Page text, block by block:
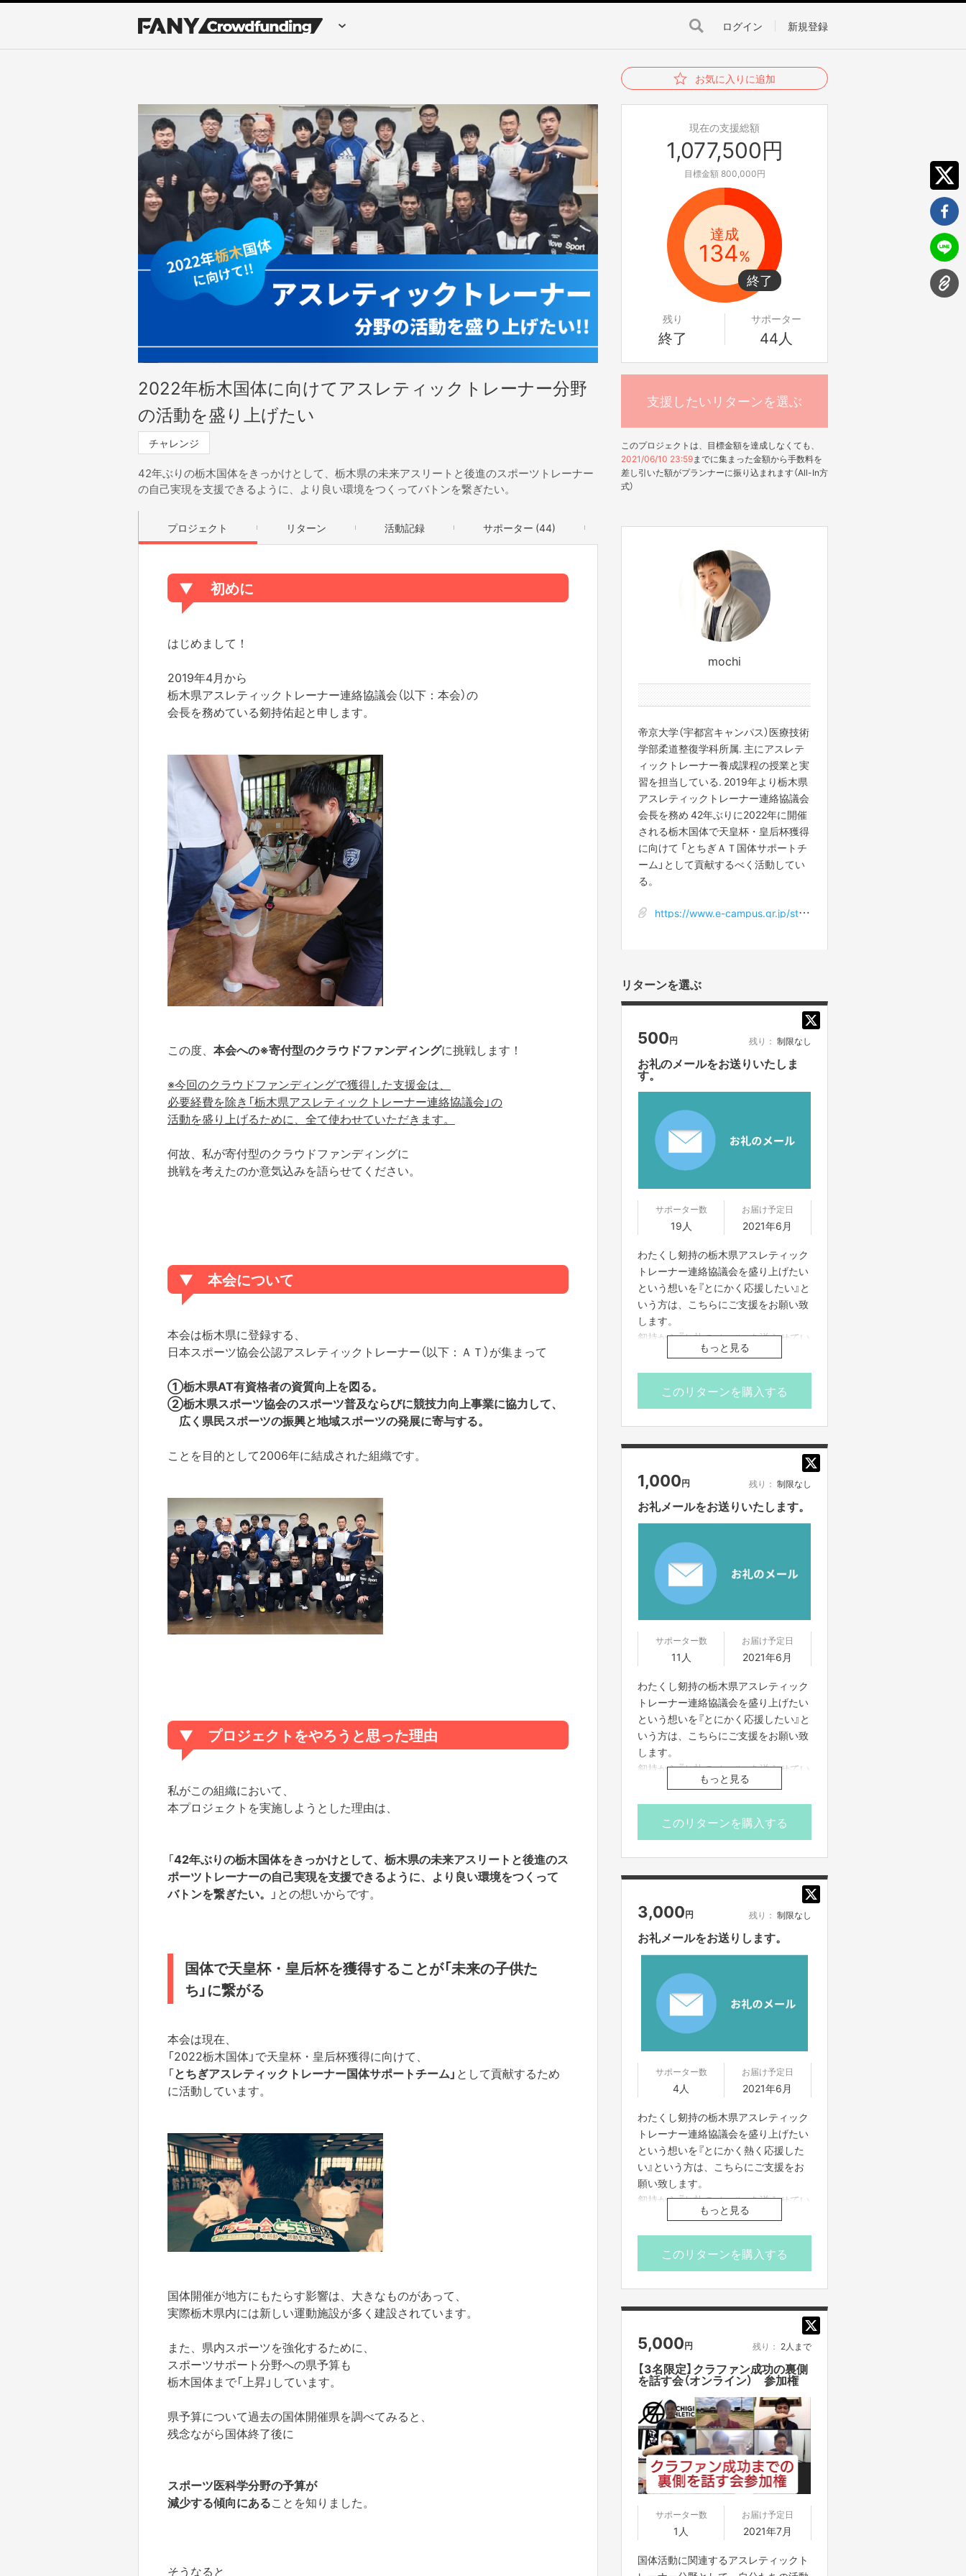
ログイン 新規登録
お気に入りに追加
2022年栃木国体に向けてアスレティックトレーナー分野
の活動を盛り上げたい
チャレンジ
42年ぶりの栃木国体をきっかけとして、栃木県の未来アスリートと後進のスポーツトレーナー
の自己実現を支援できるように、より良い環境をつくってバトンを繋ぎたい。
現在の支援総額
1,077,500円
目標金額 800,000円
達成
134%
残り
終了
サポーター
44人
支援したいリターンを選ぶ
このプロジェクトは、目標金額を達成しなくても、
2021/06/10 23:59までに集まった金額から手数料を
差し引いた額がプランナーに振り込まれます（All-In方
式）
プロジェクト リターン 活動記録 サポーター (44)
▼ 初めに
はじめまして！
2019年4月から
栃木県アスレティックトレーナー連絡協議会（以下：本会）の
会長を務めている剱持佑起と申します。
この度、 本会への※寄付型のクラウドファンディングに挑戦します！
※今回のクラウドファンディングで獲得した支援金は、
必要経費を除き「栃木県アスレティックトレーナー連絡協議会」の
活動を盛り上げるために、全て使わせていただきます。
何故、私が寄付型のクラウドファンディングに
挑戦を考えたのか意気込みを語らせてください。
▼ 本会について
本会は栃木県に登録する、
日本スポーツ協会公認アスレティックトレーナー（以下：ＡＴ）が集まって
①栃木県AT有資格者の資質向上を図る。
②栃木県スポーツ協会のスポーツ普及ならびに競技力向上事業に協力して、
広く県民スポーツの振興と地域スポーツの発展に寄与する。
ことを目的として2006年に結成された組織です。
▼ プロジェクトをやろうと思った理由
私がこの組織において、
本プロジェクトを実施しようとした理由は、
「42年ぶりの栃木国体をきっかけとして、栃木県の未来アスリートと後進のス
ポーツトレーナーの自己実現を支援できるように、より良い環境をつくって
バトンを繋ぎたい。 」との想いからです。
国体で天皇杯・皇后杯を獲得することが「未来の子供た
ち」に繋がる
本会は現在、
「2022栃木国体」で天皇杯・皇后杯獲得に向けて、
「とちぎアスレティックトレーナー国体サポートチーム」 として貢献するため
に活動しています。
国体開催が地方にもたらす影響は、大きなものがあって、
実際栃木県内には新しい運動施設が多く建設されています。
また、県内スポーツを強化するために、
スポーツサポート分野への県予算も
栃木国体まで「上昇」しています。
県予算について過去の国体開催県を調べてみると、
残念ながら国体終了後に
スポーツ医科学分野の予算が
減少する傾向にあることを知りました。
そうなると
mochi
帝京大学（宇都宮キャンパス）医療技術
学部柔道整復学科所属. 主にアスレテ
ィックトレーナー養成課程の授業と実
習を担当している. 2019年より栃木県
アスレティックトレーナー連絡協議会
会長を務め 42年ぶりに2022年に開催
される栃木国体で天皇杯・皇后杯獲得
に向けて 「とちぎＡＴ国体サポートチ
ーム」として貢献するべく活動してい
る。
https://www.e-campus.gr.jp/staffinfo/public/staff/detail/2006/156
リターンを選ぶ
500円 残り： 制限なし
お礼のメールをお送りいたしま
す。
サポーター数
19人
お届け予定日
2021年6月
わたくし剱持の栃木県アスレティック
トレーナー連絡協議会を盛り上げたい
という想いを『とにかく応援したい』と
いう方は、こちらにご支援をお願い致
します。
剱持から『お礼のメール』を送らせてい
加えて、支援者一覧表にして栃木県ア
スレティックトレーナー連絡協議会の
えてください。
もっと見る
このリターンを購入する
1,000円 残り： 制限なし
お礼メールをお送りいたします。
サポーター数
11人
お届け予定日
2021年6月
わたくし剱持の栃木県アスレティック
トレーナー連絡協議会を盛り上げたい
という想いを『とにかく応援したい』と
いう方は、こちらにご支援をお願い致
します。
剱持から『お礼のメール』を送らせてい
加えて、支援者一覧表にして栃木県ア
スレティックトレーナー連絡協議会の
えてください。
もっと見る
このリターンを購入する
3,000円 残り： 制限なし
お礼メールをお送りします。
サポーター数
4人
お届け予定日
2021年6月
わたくし剱持の栃木県アスレティック
トレーナー連絡協議会を盛り上げたい
という想いを『とにかく熱く応援した
い』という方は、こちらにご支援をお
願い致します。
剱持から『お礼のメール』を送らせてい
ただくと共に電話もしくは直接お会い
して感謝の気持ちを伝えさせていただ
きます。
※備考欄にて「所属先」と「お名前」を教
えてください。
・お礼のメール
・電話もしくは直接お会いして感謝の
気持ちを伝えます。
もっと見る
このリターンを購入する
5,000円 残り： 2人まで
【3名限定】クラファン成功の裏側
を話す会（オンライン） 参加権
サポーター数
1人
お届け予定日
2021年7月
国体活動に関連するアスレティックト